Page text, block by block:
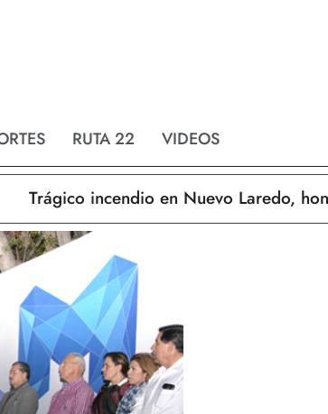
RUTA 22 VIDEOS
incendio en Nuevo Laredo,